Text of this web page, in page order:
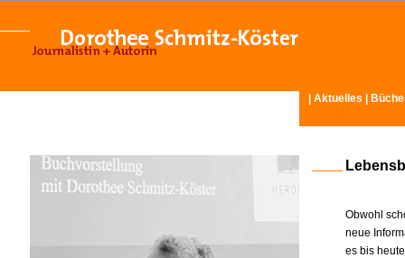
Aktuelles
Obwohl
neue
es bis